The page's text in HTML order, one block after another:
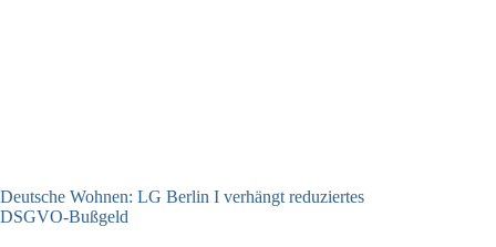
Deutsche Wohnen: LG Berlin I verhängt reduziertes
DSGVO-Bußgeld